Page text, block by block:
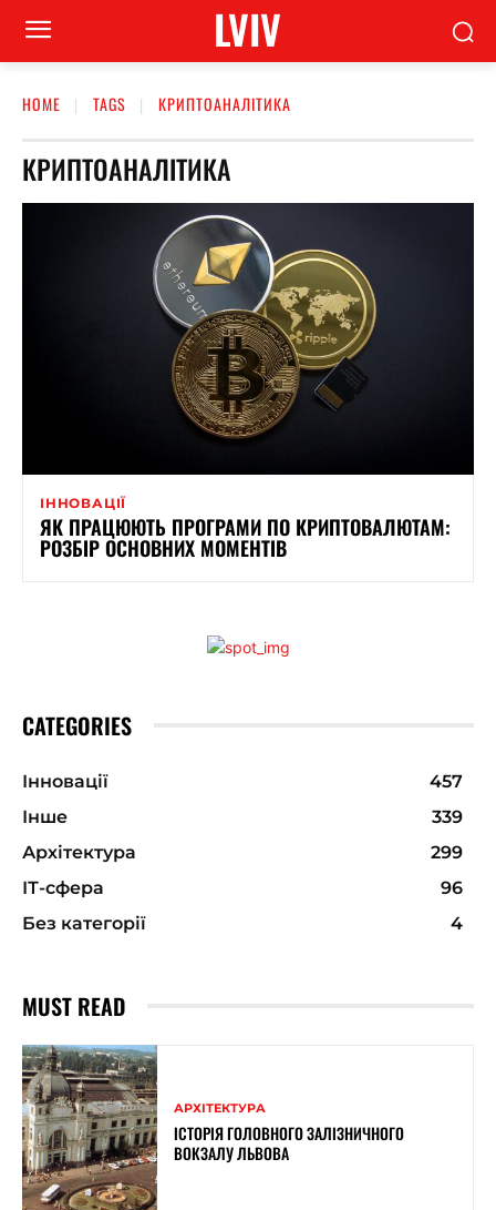
LVIV
HOME TAGS КРИПТОАНАЛІТИКА
КРИПТОАНАЛІТИКА
ІННОВАЦІЇ
ЯК ПРАЦЮЮТЬ ПРОГРАМИ ПО КРИПТОВАЛЮТАМ:
РОЗБІР ОСНОВНИХ МОМЕНТІВ
CATEGORIES
Інновації
457
Інше
339
Архітектура
299
ІТ-сфера
96
Без категорії
4
MUST READ
АРХІТЕКТУРА
ІСТОРІЯ ГОЛОВНОГО ЗАЛІЗНИЧНОГО
ВОКЗАЛУ ЛЬВОВА